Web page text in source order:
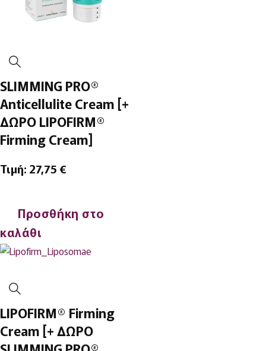
SLIMMING PRO®
Anticellulite Cream [+
ΔΩΡΟ LIPOFIRM®
Firming Cream]
Τιμή: 27,75€
Προσθήκη στο
καλάθι
LIPOFIRM® Firming
Cream [+ ΔΩΡΟ